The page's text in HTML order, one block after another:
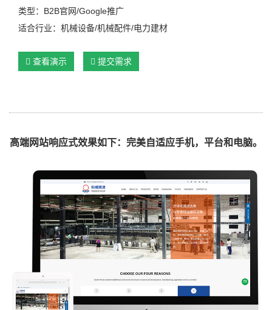
类型：B2B官网/Google推广
适合行业：机械设备/机械配件/电力建材
查看演示 提交需求
高端网站响应式效果如下：完美自适应手机，平台和电脑。